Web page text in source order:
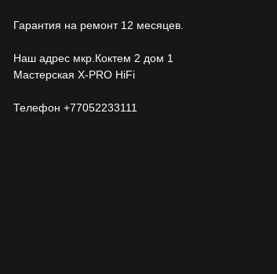
Гарантия на ремонт 12 месяцев.
Наш адрес мкр.Коктем 2 дом 1
Мастерская X-PRO HiFi
Телефон +77052233111